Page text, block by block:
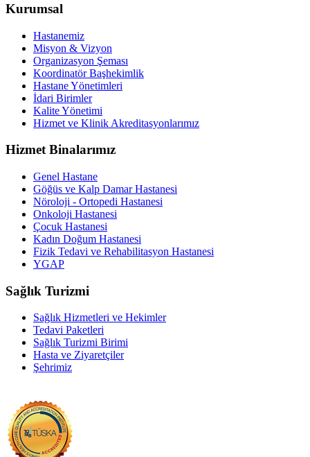
Kurumsal
Hastanemiz
Misyon & Vizyon
Organizasyon Şeması
Koordinatör Başhekimlik
Hastane Yönetimleri
İdari Birimler
Kalite Yönetimi
Hizmet ve Klinik Akreditasyonlarımız
Hizmet Binalarımız
Genel Hastane
Göğüs ve Kalp Damar Hastanesi
Nöroloji - Ortopedi Hastanesi
Onkoloji Hastanesi
Çocuk Hastanesi
Kadın Doğum Hastanesi
Fizik Tedavi ve Rehabilitasyon Hastanesi
YGAP
Sağlık Turizmi
Sağlık Hizmetleri ve Hekimler
Tedavi Paketleri
Sağlık Turizmi Birimi
Hasta ve Ziyaretçiler
Şehrimiz